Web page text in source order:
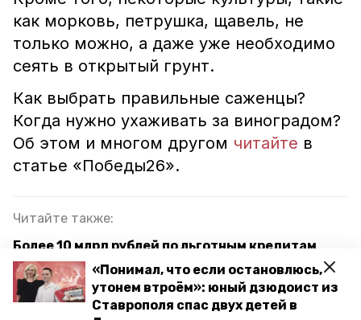
«Понимал, что если остановлюсь,
утонем втроём»: юный дзюдоист из
Ставрополя спас двух детей в
как морковь, петрушка, щавель, не
только можно, а даже уже необходимо
сеять в открытый грунт.
Как выбрать правильные саженцы?
Когда нужно ухаживать за виноградом?
Об этом и многом другом читайте в
статье «Победы26».
Читайте также:
Более 10 млрд рублей по льготным кредитам
одобрили аграриям Ставрополья
Более 1,2 тыс. га гороха посадили аграрии
Грачёвского округа